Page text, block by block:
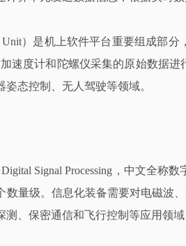
Unit）是机上软件平台重要组成
速度计和陀螺仪采集的原始数据
态控制、无人驾驶等领域。
Signal Processing，中文全
数量级。信息化装备需要对电磁波
、保密通信和飞行控制等应用领